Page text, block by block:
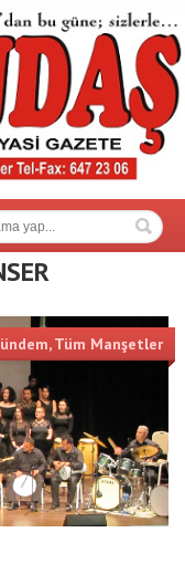
,Tüm Manşetler